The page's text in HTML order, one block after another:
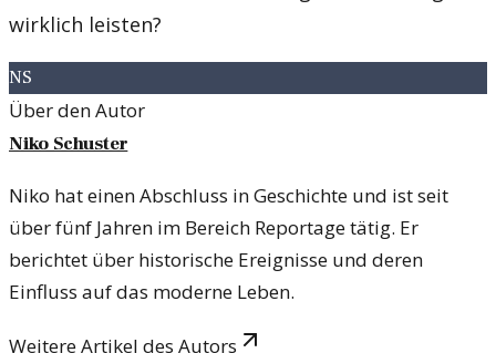
wirklich leisten?
NS
Über den Autor
Niko Schuster
Niko hat einen Abschluss in Geschichte und ist seit
über fünf Jahren im Bereich Reportage tätig. Er
berichtet über historische Ereignisse und deren
Einfluss auf das moderne Leben.
Weitere Artikel des Autors